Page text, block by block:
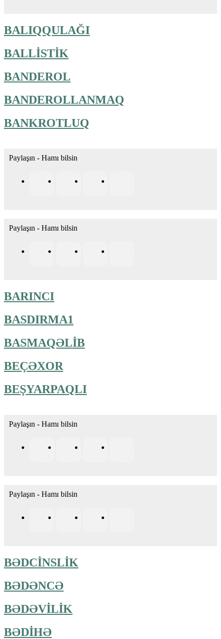
BALIQQULAĞI
BALLİSTİK
BANDEROL
BANDEROLLANMAQ
BANKROTLUQ
Paylaşın - Hamı bilsin
Paylaşın - Hamı bilsin
BARINCI
BASDIRMA1
BASMAQƏLİB
BEÇƏXOR
BEŞYARPAQLI
Paylaşın - Hamı bilsin
Paylaşın - Hamı bilsin
BƏDCİNSLİK
BƏDƏNCƏ
BƏDƏVİLİK
BƏDİHƏ